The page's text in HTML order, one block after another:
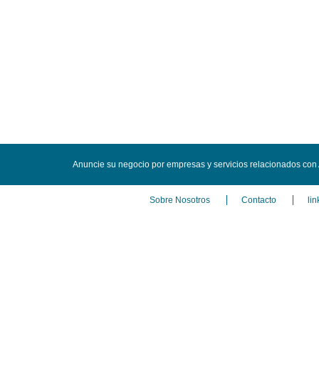
Anuncie su negocio por empresas y servicios relacionados
Sobre Nosotros Contacto